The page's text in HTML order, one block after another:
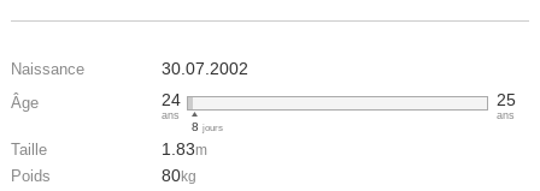
Naissance 30.07.2002
Âge 24
ans
8jours
25
ans
Taille 1.83m
Poids 80kg